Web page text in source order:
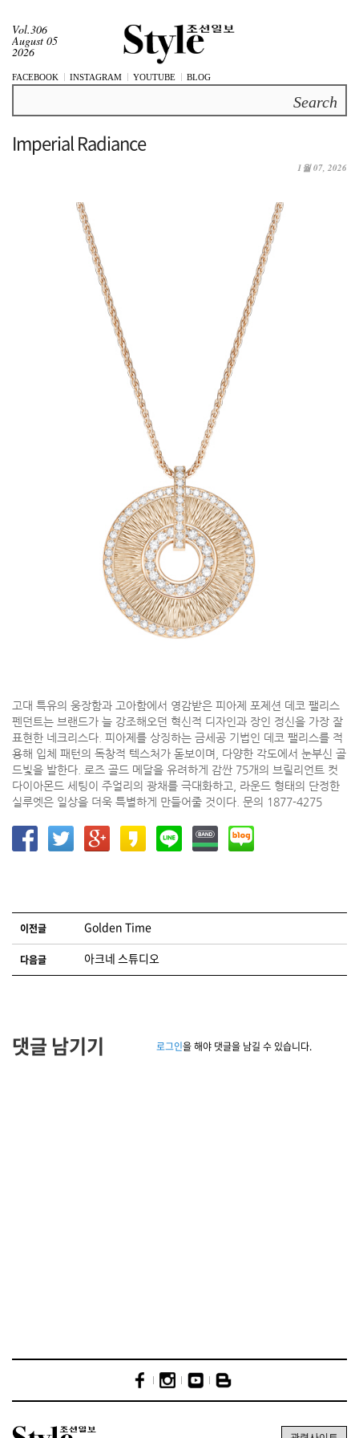
Vol.306
August 05
2026
FACEBOOK INSTAGRAM YOUTUBE BLOG
Imperial Radiance
1월 07, 2026
고대 특유의 웅장함과 고아함에서 영감받은 피아제 포제션 데코 팰리스
펜던트는 브랜드가 늘 강조해오던 혁신적 디자인과 장인 정신을 가장 잘
표현한 네크리스다. 피아제를 상징하는 금세공 기법인 데코 팰리스를 적
용해 입체 패턴의 독창적 텍스처가 돋보이며, 다양한 각도에서 눈부신 골
드빛을 발한다. 로즈 골드 메달을 유려하게 감싼 75개의 브릴리언트 컷
다이아몬드 세팅이 주얼리의 광채를 극대화하고, 라운드 형태의 단정한
실루엣은 일상을 더욱 특별하게 만들어줄 것이다. 문의 1877-4275
글 네비게이션
이전글 Golden Time
다음글 아크네 스튜디오
댓글 남기기 로그인을 해야 댓글을 남길 수 있습니다.